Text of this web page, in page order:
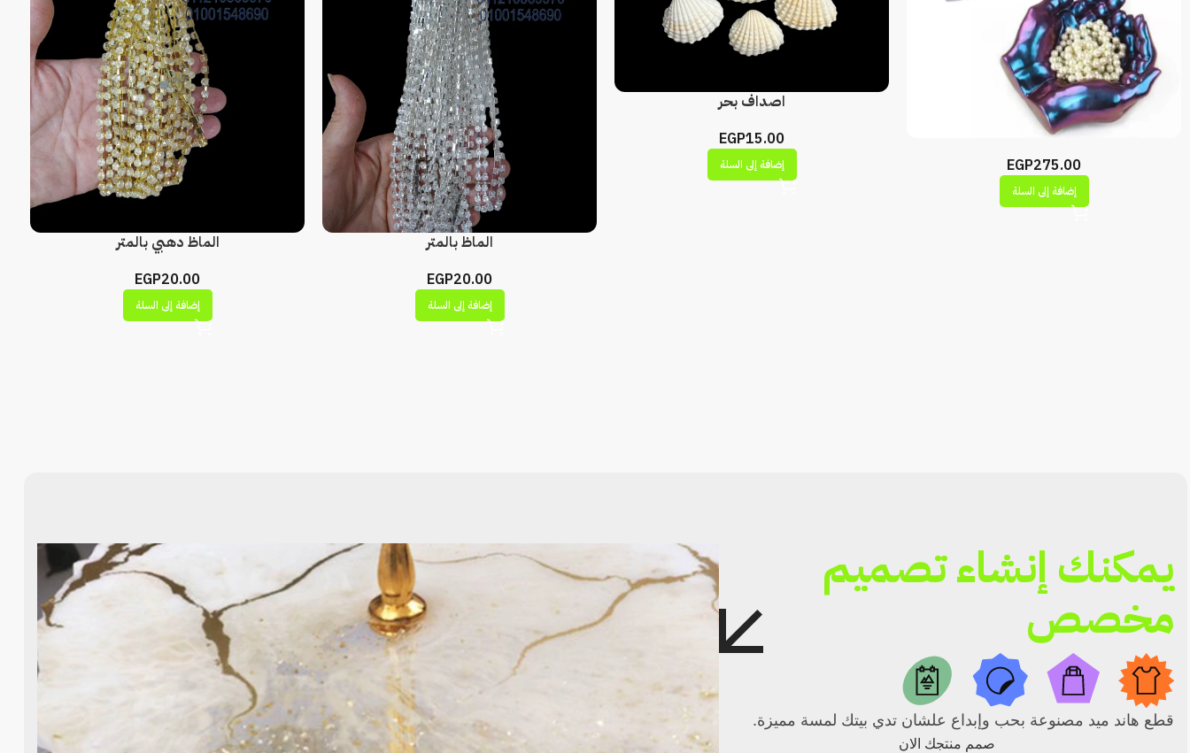
EGP275.00
إضافة إلى السلة
اصداف بحر
EGP15.00
إضافة إلى السلة
الماظ بالمتر
EGP20.00
إضافة إلى السلة
الماظ دهبي بالمتر
EGP20.00
إضافة إلى السلة
يمكنك إنشاء تصميم
مخصص
قطع هاند ميد مصنوعة بحب وإبداع علشان تدي بيتك لمسة مميزة.
صمم منتجك الان